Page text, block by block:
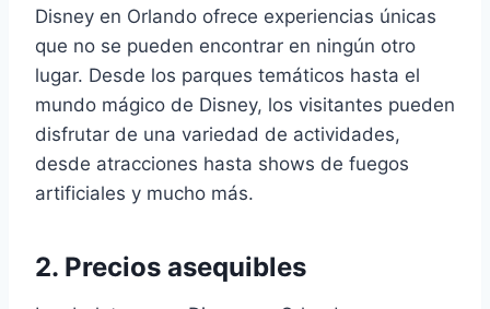
Disney en Orlando ofrece experiencias únicas
que no se pueden encontrar en ningún otro
lugar. Desde los parques temáticos hasta el
mundo mágico de Disney, los visitantes pueden
disfrutar de una variedad de actividades,
desde atracciones hasta shows de fuegos
artificiales y mucho más.
2. Precios asequibles